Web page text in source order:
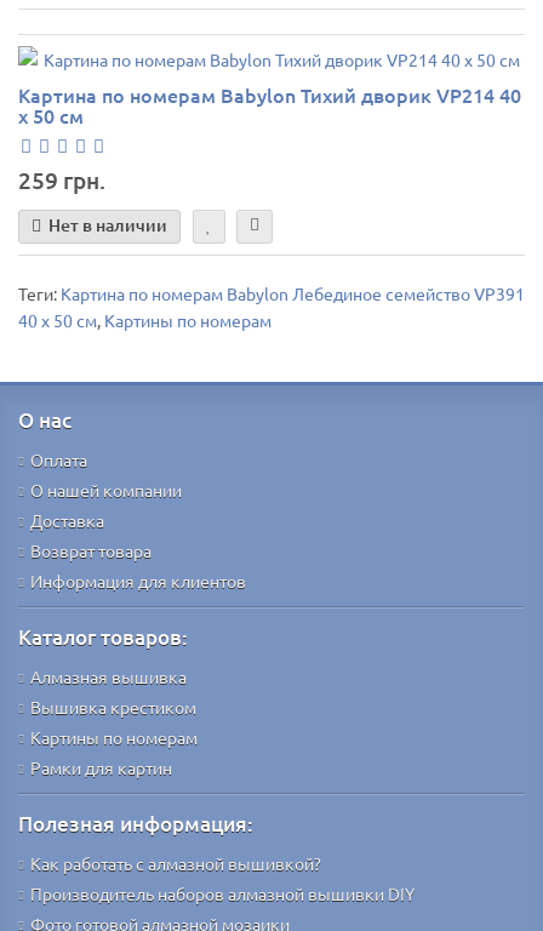
Картина по номерам Babylon Тихий дворик VP214 40
х 50 см
259 грн.
Нет в наличии
Теги: Картина по номерам Babylon Лебединое семейство VP391
40 х 50 см, Картины по номерам
О нас
Оплата
О нашей компании
Доставка
Возврат товара
Информация для клиентов
Каталог товаров:
Алмазная вышивка
Вышивка крестиком
Картины по номерам
Рамки для картин
Полезная информация:
Как работать с алмазной вышивкой?
Производитель наборов алмазной вышивки DIY
Фото готовой алмазной мозаики